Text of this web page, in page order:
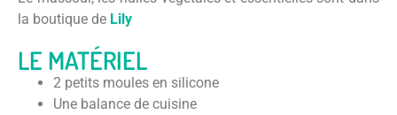
la boutique de Lily
LE MATÉRIEL
2 petits moules en silicone
Une balance de cuisine